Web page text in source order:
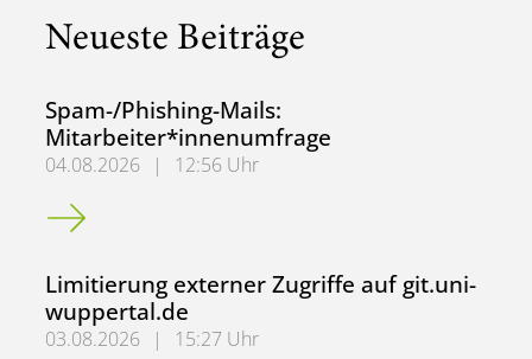
Neueste Beiträge
Spam-/Phishing-Mails:
Mitarbeiter*innenumfrage
04.08.2026 |
12:56 Uhr
Spam-/Phishing-Mails: Mitarbeiter*innenumfrage
Limitierung externer Zugriffe auf git.uni-
wuppertal.de
03.08.2026 |
15:27 Uhr